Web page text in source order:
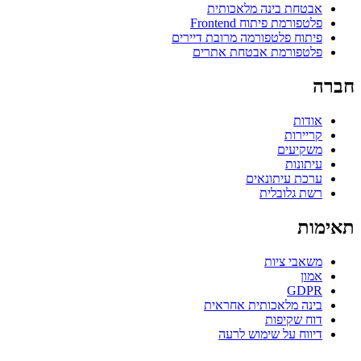
אבטחת בינה מלאכותית
פלטפורמת פיתוח Frontend
פיתוח פלטפורמה מרובת דיירים
פלטפורמת אבטחת אתרים
חברה
אודות
קריירות
משקיעים
עיתונות
ערכת עיתונאים
רשת גלובלית
תאימות
משאבי ציות
אמון
GDPR
בינה מלאכותית אחראית
דוח שקיפות
דיווח על שימוש לרעה